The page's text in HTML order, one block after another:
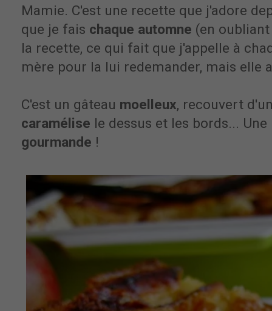
Mamie. C'est une recette que j'adore
que je fais chaque automne (en
la recette, ce qui fait que j'appelle à
mère pour la lui redemander, mais elle
C'est un gâteau moelleux, recouvert
caramélise le dessus et les bords...
gourmande !